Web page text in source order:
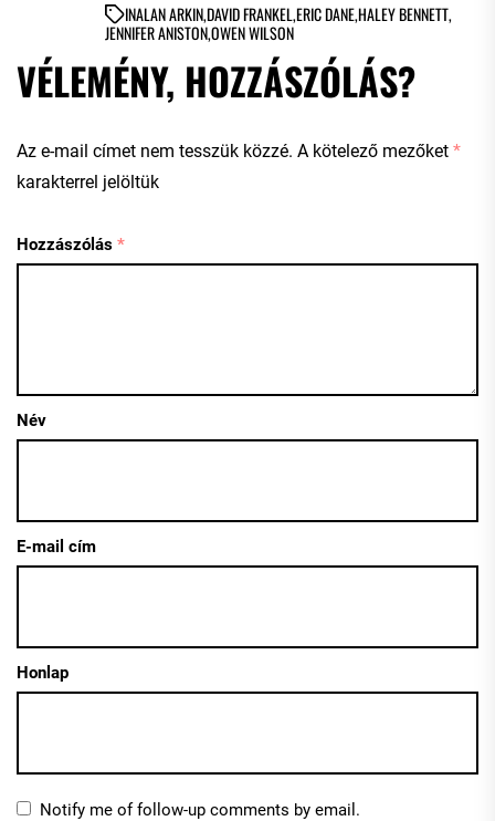
INALAN ARKIN,DAVID FRANKEL,ERIC DANE,HALEY BENNETT,
JENNIFER ANISTON,OWEN WILSON
VÉLEMÉNY, HOZZÁSZÓLÁS?
Az e-mail címet nem tesszük közzé. A kötelező mezőket *
karakterrel jelöltük
Hozzászólás *
Név
E-mail cím
Honlap
Notify me of follow-up comments by email.